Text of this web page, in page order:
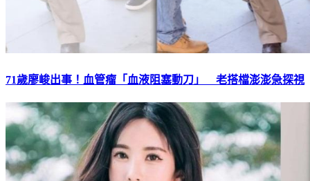
71歲廖峻出事！血管瘤「血液阻塞動刀」 老搭檔澎澎急探視